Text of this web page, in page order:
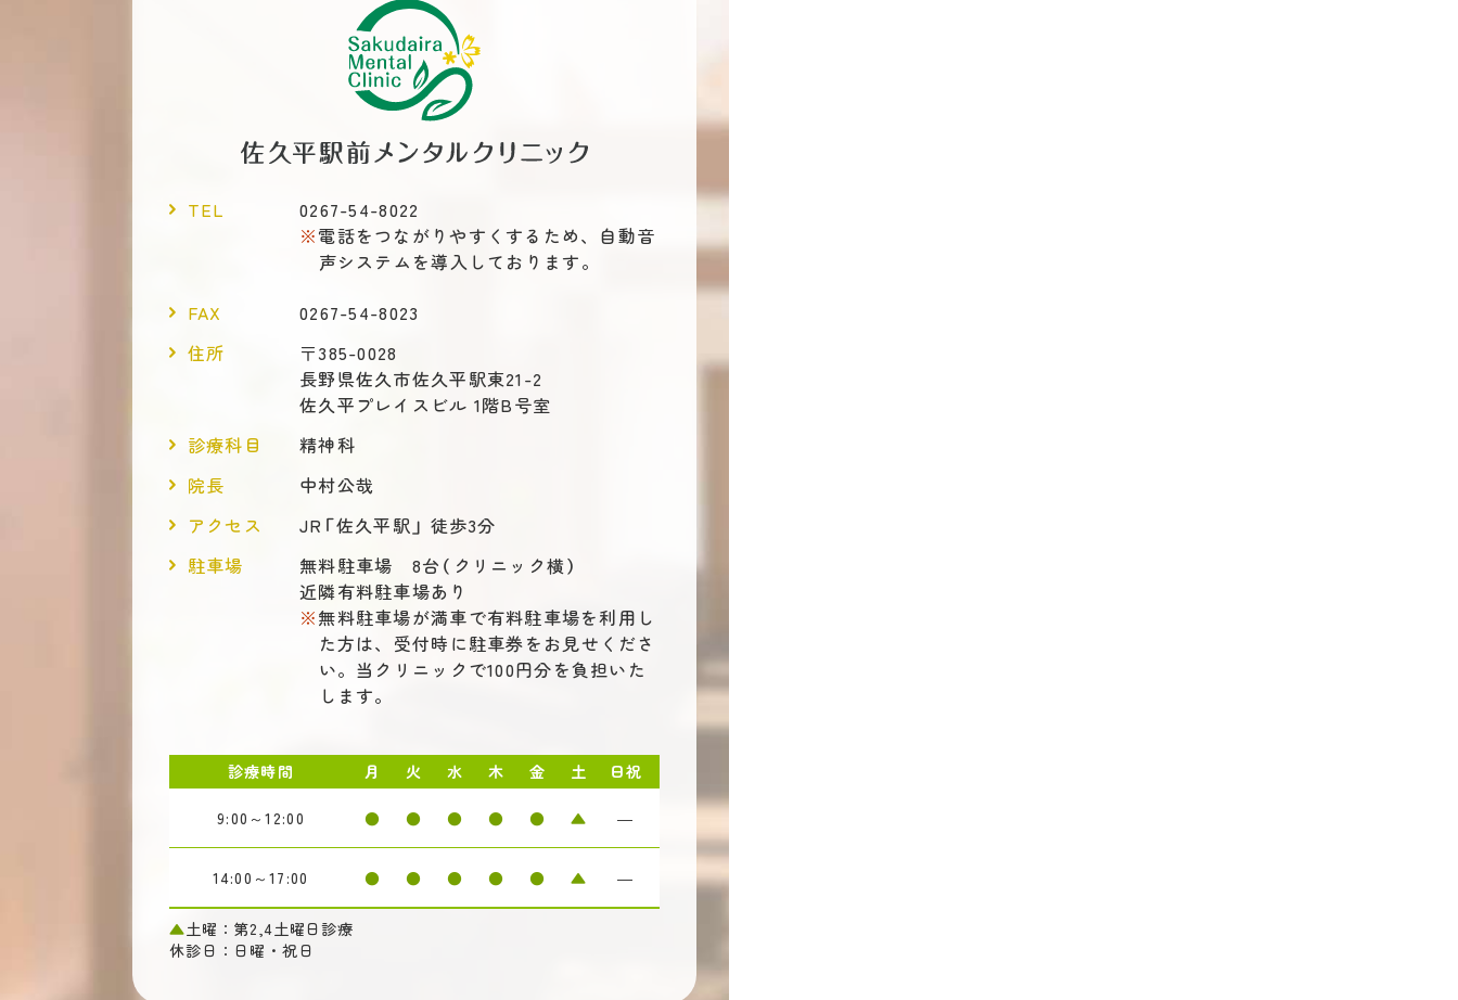
TEL
0267-54-8022
電話をつながりやすくするため、自動音
声システムを導入しております。
FAX
0267-54-8023
住所
〒385-0028
長野県佐久市佐久平駅東21-2
佐久平プレイスビル 1階B号室
診療科目
精神科
院長
中村公哉
アクセス
JR「佐久平駅」 徒歩3分
駐車場
無料駐車場 8台（クリニック横）
近隣有料駐車場あり
無料駐車場が満車で有料駐車場を利用し
た方は、受付時に駐車券をお見せくださ
い。当クリニックで100円分を負担いた
します。
▲土曜：第2,4土曜日診療
休診日：日曜・祝日
診療時間 月 火 水 木 金 土 日祝
9:00～12:00 ● ● ● ● ● ▲ ―
14:00～17:00 ● ● ● ● ● ▲ ―